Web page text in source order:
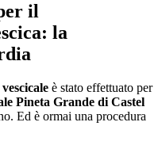
il
la
è stato effettuato per
Pineta Grande di Castel
Ed è ormai una procedura